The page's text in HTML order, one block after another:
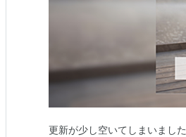
更新が少し空いてしまいまし